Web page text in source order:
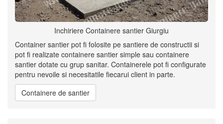
Inchiriere Containere santier Giurgiu
Container santier pot fi folosite pe santiere de constructii si
pot fi realizate containere santier simple sau containere
santier dotate cu grup sanitar. Containerele pot fi configurate
pentru nevoile si necesitatile fiecarui client in parte.
Containere de santier